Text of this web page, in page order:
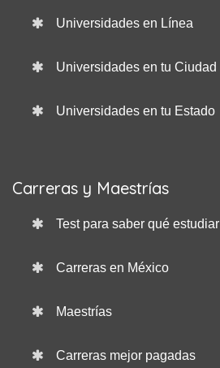
Universidades en Línea
Universidades en tu Ciudad
Universidades en tu Estado
Carreras y Maestrías
Test para saber qué estudiar
Carreras en México
Maestrías
Carreras mejor pagadas